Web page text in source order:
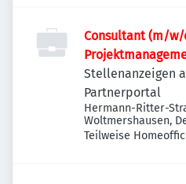
Consultant (m/
Stellenanzeigen
Partnerportal
Hermann-Ritter-
Woltmershausen,
Teilweise